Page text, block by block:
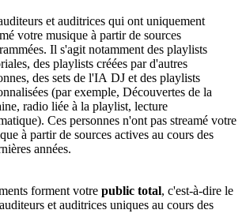
et auditrices qui ont uniquement
votre musique à partir de sources
Il s'agit notamment des playlists
des playlists créées par d'autres
des sets de l'IA DJ et des playlists
(par exemple, Découvertes de la
radio liée à la playlist, lecture
Ces personnes n'ont pas streamé votre
à partir de sources actives au cours des
années.
forment votre public total, c'est-à-dire le
et auditrices uniques au cours des